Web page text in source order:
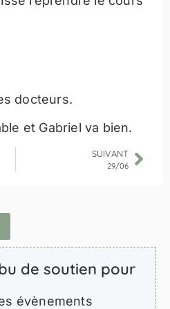
docteurs.
et Gabriel va bien.
SUIVANT
29/06
de soutien pour
évènements